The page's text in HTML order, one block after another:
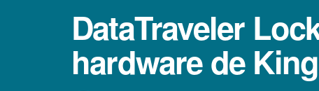
DataTraveler
hardware de